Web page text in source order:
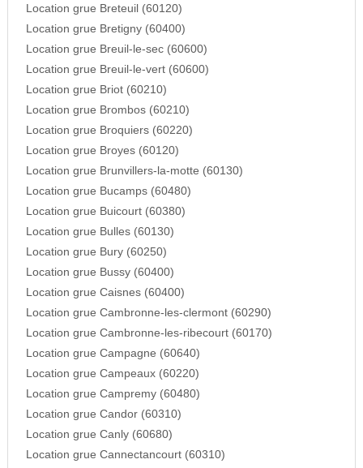
Location grue Breteuil (60120)
Location grue Bretigny (60400)
Location grue Breuil-le-sec (60600)
Location grue Breuil-le-vert (60600)
Location grue Briot (60210)
Location grue Brombos (60210)
Location grue Broquiers (60220)
Location grue Broyes (60120)
Location grue Brunvillers-la-motte (60130)
Location grue Bucamps (60480)
Location grue Buicourt (60380)
Location grue Bulles (60130)
Location grue Bury (60250)
Location grue Bussy (60400)
Location grue Caisnes (60400)
Location grue Cambronne-les-clermont (60290)
Location grue Cambronne-les-ribecourt (60170)
Location grue Campagne (60640)
Location grue Campeaux (60220)
Location grue Campremy (60480)
Location grue Candor (60310)
Location grue Canly (60680)
Location grue Cannectancourt (60310)